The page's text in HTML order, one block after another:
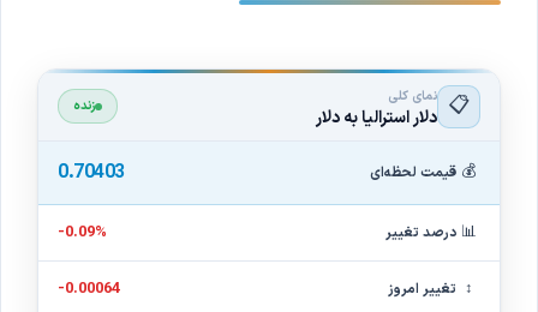
📋 نمای کلی
دلار استرالیا به دلار زنده
💰 قیمت لحظه‌ای 0.70403
📊 درصد تغییر -0.09%
↕ تغییر امروز -0.00064